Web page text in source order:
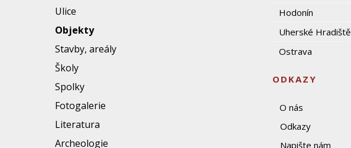
Ulice
Objekty
Stavby, areály
Školy
Spolky
Fotogalerie
Literatura
Archeologie
Hodonín
Uherské Hradiště
Ostrava
ODKAZY
O nás
Odkazy
Napište nám